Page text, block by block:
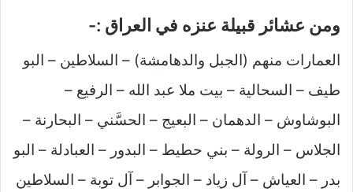
ومن عشائر قبيلة عنزه في العراق :-
العمارات منهم (الجبل والدهامشة) – السلاطين – البو
طيف – السحالية – بيت ملا عبد الله – الرفيع –
البوشاوش – الدهمان – البعيج – الحسَّني – البحارنة –
الجلاس – الرولة – بني حطيط – البدور – العبادلة – البو
بدر – العياش – آل زياد – الجوابر – آل توبة – السلاطين